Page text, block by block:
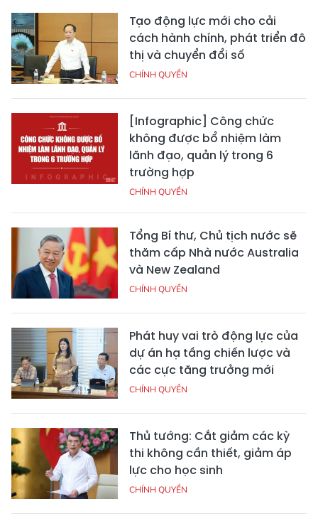
Tạo động lực mới cho cải
cách hành chính, phát triển đô
thị và chuyển đổi số
CHÍNH QUYỀN
[Infographic] Công chức
không được bổ nhiệm làm
lãnh đạo, quản lý trong 6
trường hợp
CHÍNH QUYỀN
Tổng Bí thư, Chủ tịch nước sẽ
thăm cấp Nhà nước Australia
và New Zealand
CHÍNH QUYỀN
Phát huy vai trò động lực của
dự án hạ tầng chiến lược và
các cực tăng trưởng mới
CHÍNH QUYỀN
Thủ tướng: Cắt giảm các kỳ
thi không cần thiết, giảm áp
lực cho học sinh
CHÍNH QUYỀN